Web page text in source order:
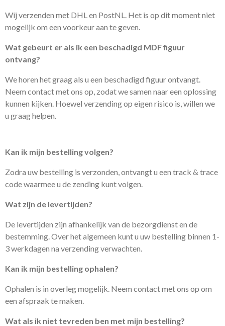
Wij verzenden met DHL en PostNL. Het is op dit moment niet
mogelijk om een voorkeur aan te geven.
Wat gebeurt er als ik een beschadigd MDF figuur
ontvang?
We horen het graag als u een beschadigd figuur ontvangt.
Neem contact met ons op, zodat we samen naar een oplossing
kunnen kijken. Hoewel verzending op eigen risico is, willen we
u graag helpen.
Kan ik mijn bestelling volgen?
Zodra uw bestelling is verzonden, ontvangt u een track & trace
code waarmee u de zending kunt volgen.
Wat zijn de levertijden?
De levertijden zijn afhankelijk van de bezorgdienst en de
bestemming. Over het algemeen kunt u uw bestelling binnen 1-
3 werkdagen na verzending verwachten.
Kan ik mijn bestelling ophalen?
Ophalen is in overleg mogelijk. Neem contact met ons op om
een afspraak te maken.
Wat als ik niet tevreden ben met mijn bestelling?